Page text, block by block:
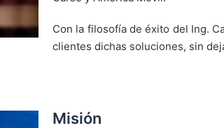
Con la filosofía de éxito del Ing.
clientes dichas soluciones, sin
Misión